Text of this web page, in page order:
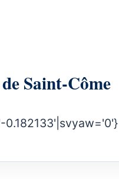
Saint-Côme